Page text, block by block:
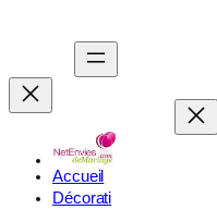
Accueil
Décorati